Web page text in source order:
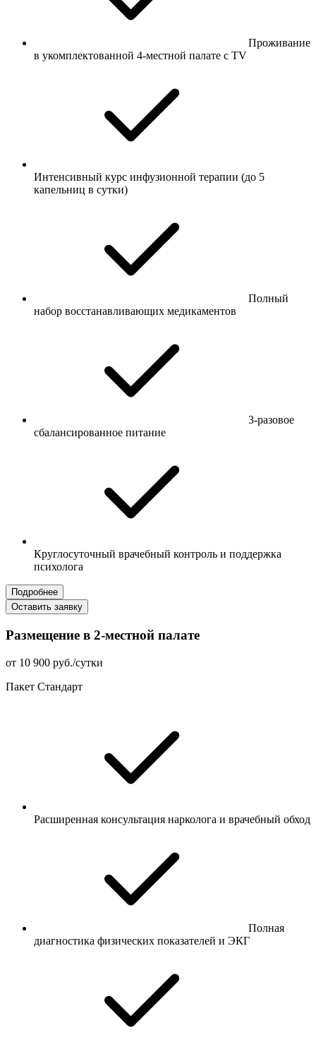
Проживание
в укомплектованной 4-местной палате с TV
Интенсивный курс инфузионной терапии (до 5
капельниц в сутки)
Полный
набор восстанавливающих медикаментов
3-разовое
сбалансированное питание
Круглосуточный врачебный контроль и поддержка
психолога
Подробнее
Оставить заявку
Размещение в 2-местной палате
от 10 900 руб./сутки
Пакет Стандарт
Расширенная консультация нарколога и врачебный обход
Полная
диагностика физических показателей и ЭКГ